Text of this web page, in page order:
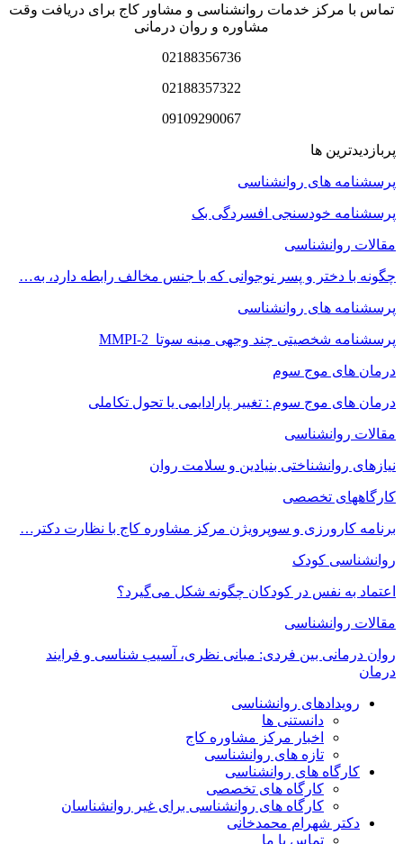
تماس با مرکز خدمات روانشناسی و مشاور کاج برای دریافت وقت
مشاوره و روان درمانی
02188356736
02188357322
09109290067
پربازدیدترین ها
پرسشنامه های روانشناسی
پرسشنامه خودسنجی افسردگی بک
مقالات روانشناسی
چگونه با دختر و پسر نوجوانی که با جنس مخالف رابطه دارد، به…
پرسشنامه های روانشناسی
پرسشنامه شخصیتی چند وجهی مینه سوتا MMPI-2
درمان های موج سوم
درمان های موج سوم : تغییر پارادایمی یا تحول تکاملی
مقالات روانشناسی
نیازهای روانشناختی بنیادین و سلامت روان
کارگاههای تخصصی
برنامه کارورزی و سوپرویژن مرکز مشاوره کاج با نظارت دکتر…
روانشناسی کودک
اعتماد به‌ نفس در کودکان چگونه شکل می‌گیرد؟
مقالات روانشناسی
روان درمانی بین فردی: مبانی نظری، آسیب شناسی و فرایند
درمان
رویدادهای روانشناسی
دانستنی ها
اخبار مرکز مشاوره کاج
تازه های روانشناسی
کارگاه های روانشناسی
کارگاه های تخصصی
کارگاه های روانشناسی برای غیر روانشناسان
دکتر شهرام محمدخانی
تماس با ما